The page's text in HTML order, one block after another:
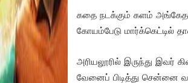
கதை நடக்கும் களம்
கோயம்பேடு மார்க்கெட்டில்
அரியலூரில் இருந்து இவர்
வேனைப் பிடித்து சென்னை